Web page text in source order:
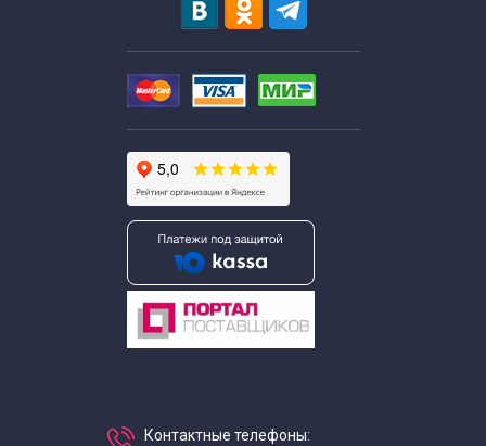
Экскурсии для школьников в апреле
Экскурсии для школьников в августе
Экскурсии по Москве для школьников в декабре
Экскурсии для школьников в феврале
Экскурсии для школьников в июле
Экскурсии для школьников в июне
Экскурсии для школьников в мае
Контактные телефоны: